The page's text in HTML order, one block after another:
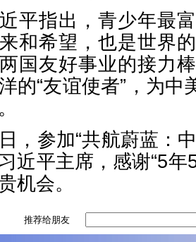
平指出，青少年最
和希望，也是世界
国友好事业的接力
的“友谊使者”，为
，参加“共航蔚蓝：
近平主席，感谢“5
机会。
推荐给朋友